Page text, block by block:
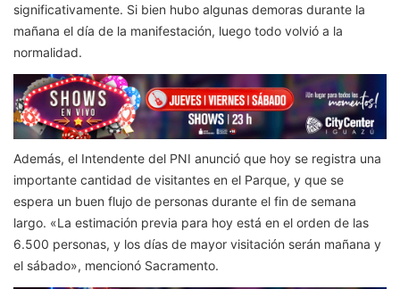
significativamente. Si bien hubo algunas demoras durante la
mañana el día de la manifestación, luego todo volvió a la
normalidad.
Además, el Intendente del PNI anunció que hoy se registra una
importante cantidad de visitantes en el Parque, y que se
espera un buen flujo de personas durante el fin de semana
largo. «La estimación previa para hoy está en el orden de las
6.500 personas, y los días de mayor visitación serán mañana y
el sábado», mencionó Sacramento.